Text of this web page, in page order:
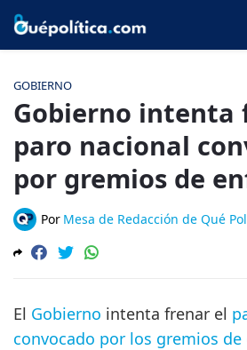
GOBIERNO
Gobierno intenta
paro nacional
por gremios de
Por Mesa de Redacción de Qué
El Gobierno intenta frenar el
convocado por los gremios